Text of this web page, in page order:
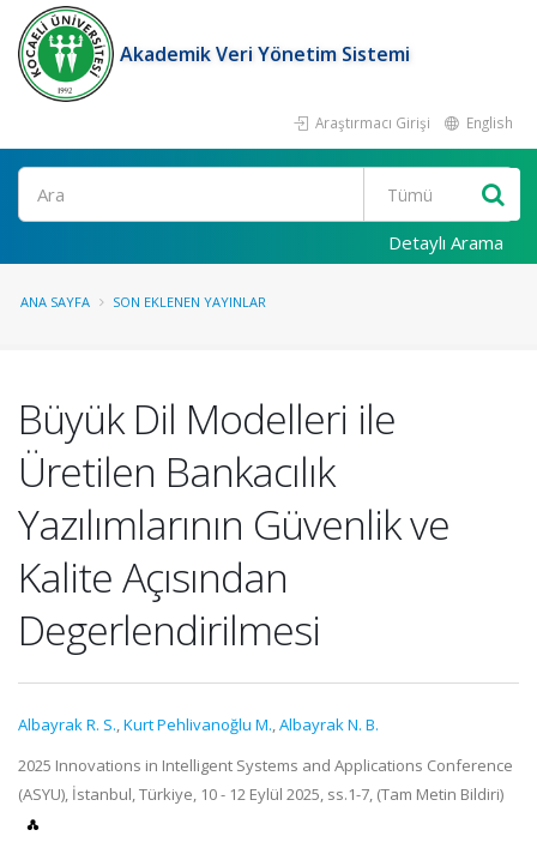
Akademik Veri Yönetim Sistemi
Araştırmacı Girişi English
Ara
Detaylı Arama
ANA SAYFA SON EKLENEN YAYINLAR
Büyük Dil Modelleri ile
Üretilen Bankacılık
Yazılımlarının Güvenlik ve
Kalite Açısından
Degerlendirilmesi
Albayrak R. S.,Kurt Pehlivanoğlu M.,Albayrak N. B.
2025 Innovations in Intelligent Systems and Applications Conference
(ASYU), İstanbul, Türkiye, 10 - 12 Eylül 2025, ss.1-7, (Tam Metin Bildiri)